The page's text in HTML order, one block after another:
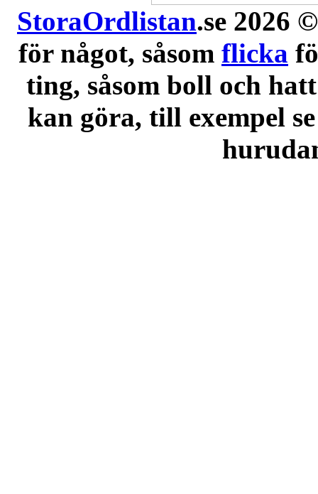
StoraOrdlistan.se 2026
för något, såsom flicka
ting, såsom boll och
kan göra, till exempel